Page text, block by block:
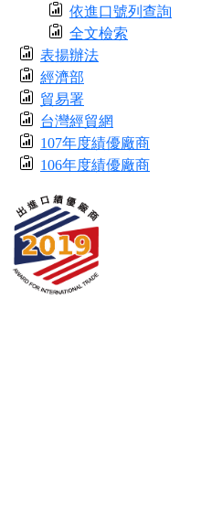
依進口號列查詢
全文檢索
表揚辦法
經濟部
貿易署
台灣經貿網
107年度績優廠商
106年度績優廠商